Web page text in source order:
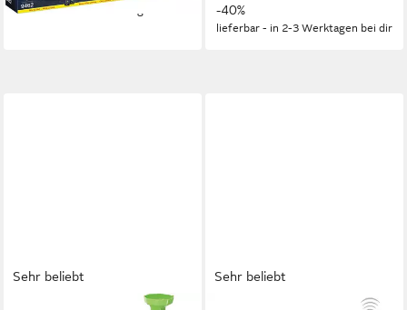
lieferbar - in 2-3 Werktagen bei dir
-40%
lieferbar - in 2-3 Werktagen bei dir
Sehr beliebt Sehr beliebt